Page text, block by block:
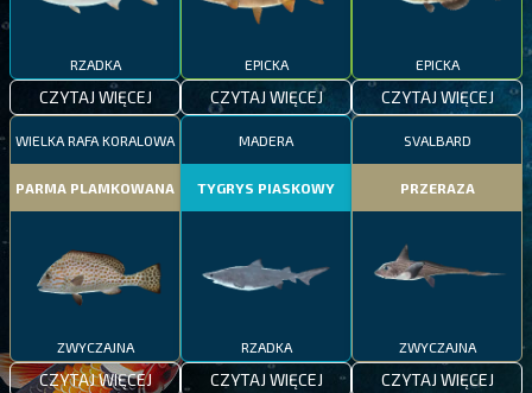
RZADKA
CZYTAJ WIĘCEJ
EPICKA
CZYTAJ WIĘCEJ
EPICKA
CZYTAJ WIĘCEJ
WIELKA RAFA KORALOWA
PARMA PLAMKOWANA
ZWYCZAJNA
CZYTAJ WIĘCEJ
MADERA
TYGRYS PIASKOWY
RZADKA
CZYTAJ WIĘCEJ
SVALBARD
PRZERAZA
ZWYCZAJNA
CZYTAJ WIĘCEJ